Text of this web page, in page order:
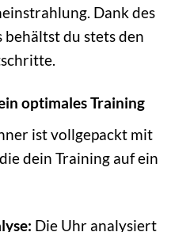
Dank des
behältst du stets den
optimales Training
ist vollgepackt mit
dein Training auf ein
Die Uhr analysiert